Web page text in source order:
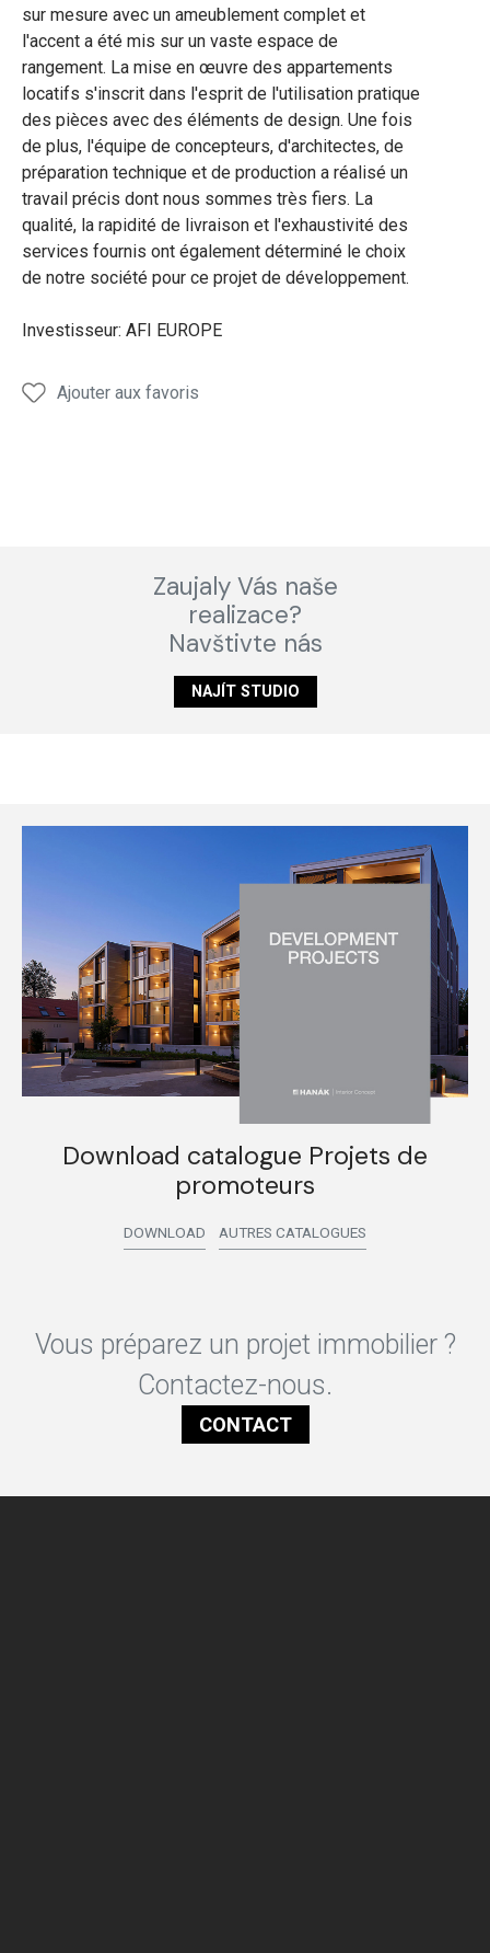
sur mesure avec un ameublement complet et
l'accent a été mis sur un vaste espace de
rangement. La mise en œuvre des appartements
locatifs s'inscrit dans l'esprit de l'utilisation pratique
des pièces avec des éléments de design. Une fois
de plus, l'équipe de concepteurs, d'architectes, de
préparation technique et de production a réalisé un
travail précis dont nous sommes très fiers. La
qualité, la rapidité de livraison et l'exhaustivité des
services fournis ont également déterminé le choix
de notre société pour ce projet de développement.
Investisseur: AFI EUROPE
Ajouter aux favoris
Zaujaly Vás naše
realizace?
Navštivte nás
NAJÍT STUDIO
Download catalogue Projets de
promoteurs
DOWNLOAD AUTRES CATALOGUES
Vous préparez un projet immobilier ?
Contactez-nous.
CONTACT